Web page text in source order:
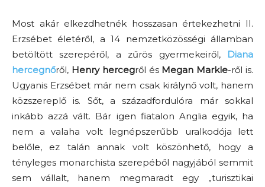
Most akár elkezdhetnék hosszasan értekezhetni II.
Erzsébet életéről, a 14 nemzetközösségi államban
betöltött szerepéről, a zűrös gyermekeiről,
Diana
hercegnőről, Henry hercegről és Megan Markle-ről is.
Ugyanis Erzsébet már nem csak királynő volt, hanem
közszereplő is. Sőt, a századfordulóra már sokkal
inkább azzá vált. Bár igen fiatalon Anglia egyik, ha
nem a valaha volt legnépszerűbb uralkodója lett
belőle, ez talán annak volt köszönhető, hogy a
tényleges monarchista szerepéből nagyjából semmit
sem vállalt, hanem megmaradt egy „turisztikai